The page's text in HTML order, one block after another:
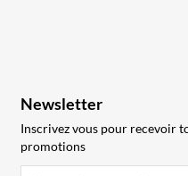
Newsletter
Inscrivez vous pour recevoir
promotions